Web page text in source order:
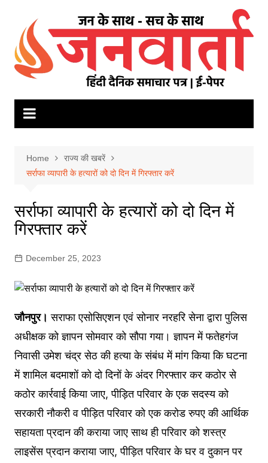
content
Home
राज्य की खबरें
सर्राफा व्यापारी के हत्यारों को दो दिन में गिरफ्तार करें
सर्राफा व्यापारी के हत्यारों को दो दिन में
गिरफ्तार करें
December 25, 2023
जौनपुर। सराफा एसोसिएशन एवं सोनार नरहरि सेना द्वारा पुलिस
अधीक्षक को ज्ञापन सोमवार को सौपा गया। ज्ञापन में फतेहगंज
निवासी उमेश चंद्र सेठ की हत्या के संबंध में मांग किया कि घटना
में शामिल बदमाशों को दो दिनों के अंदर गिरफ्तार कर कठोर से
कठोर कार्रवाई किया जाए, पीड़ित परिवार के एक सदस्य को
सरकारी नौकरी व पीड़ित परिवार को एक करोड रुपए की आर्थिक
सहायता प्रदान की कराया जाए साथ ही परिवार को शस्त्र
लाइसेंस प्रदान कराया जाए, पीड़ित परिवार के घर व दुकान पर